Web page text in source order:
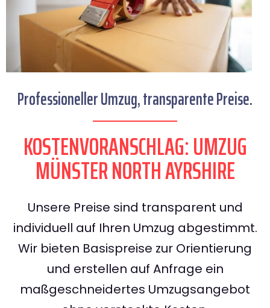
Professioneller Umzug, transparente Preise.
KOSTENVORANSCHLAG: UMZUG
MÜNSTER NORTH AYRSHIRE
Unsere Preise sind transparent und
individuell auf Ihren Umzug abgestimmt.
Wir bieten Basispreise zur Orientierung
und erstellen auf Anfrage ein
maßgeschneidertes Umzugsangebot